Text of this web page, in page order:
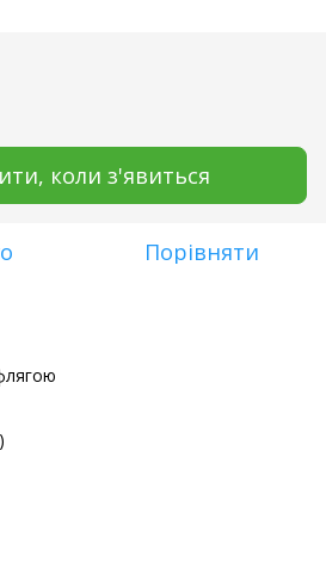
коли з'явиться
Порівняти